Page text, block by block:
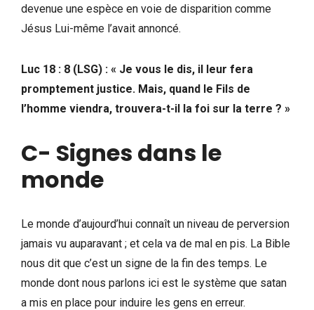
devenue une espèce en voie de disparition comme
Jésus Lui-même l’avait annoncé.
Luc 18 : 8 (LSG) : « Je vous le dis, il leur fera
promptement justice. Mais, quand le Fils de
l’homme viendra, trouvera-t-il la foi sur la terre ? »
C- Signes dans le
monde
Le monde d’aujourd’hui connaît un niveau de perversion
jamais vu auparavant ; et cela va de mal en pis. La Bible
nous dit que c’est un signe de la fin des temps. Le
monde dont nous parlons ici est le système que satan
a mis en place pour induire les gens en erreur.